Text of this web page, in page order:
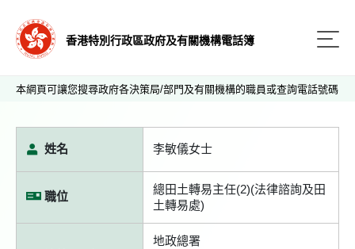
香港特別行政區政府及有關機構電話簿
本網頁可讓您搜尋政府各決策局/部門及有關機構的職員或查詢電話號碼
姓名 李敏儀女士
職位
總田土轉易主任(2)(法律諮詢及田
土轉易處)
地政總署